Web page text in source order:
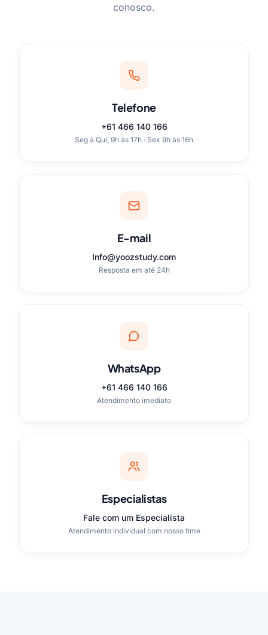
conosco.
Telefone
+61 466 140 166
Seg à Qui, 9h às 17h · Sex 9h às 16h
E-mail
Info@yoozstudy.com
Resposta em até 24h
WhatsApp
+61 466 140 166
Atendimento imediato
Especialistas
Fale com um Especialista
Atendimento individual com nosso time